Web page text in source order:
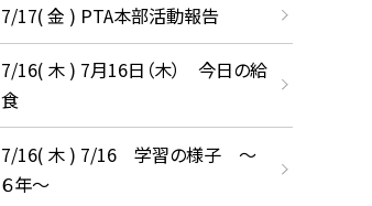
7/17( 金 ) PTA本部活動報告
7/16( 木 ) 7月16日（木） 今日の給
食
7/16( 木 ) 7/16 学習の様子 ～
６年～